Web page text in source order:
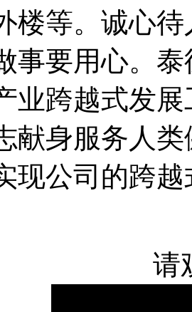
楼等。诚心
事要用心。
业跨越式发
献身服务人
现公司的跨
请